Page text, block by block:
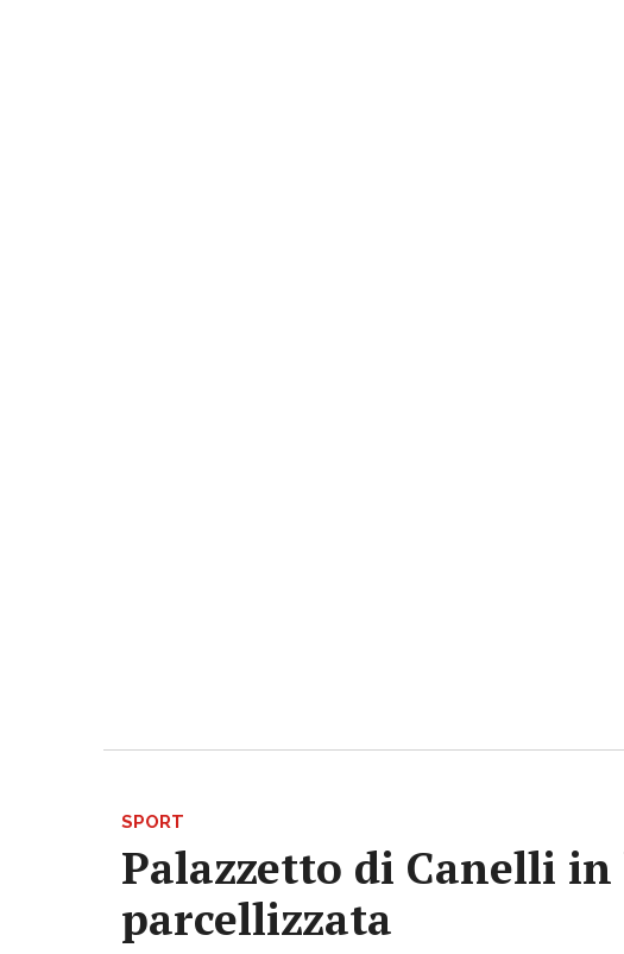
SPORT
Palazzetto di Canelli
parcellizzata